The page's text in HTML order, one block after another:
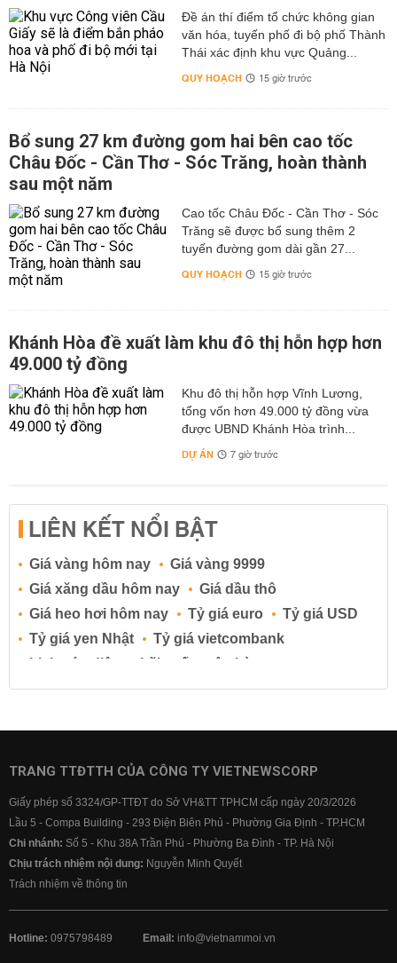
Đề án thí điểm tổ chức không gian
văn hóa, tuyến phố đi bộ phố Thành
Thái xác định khu vực Quảng...
QUY HOẠCH 15 giờ trước
Bổ sung 27 km đường gom hai bên cao tốc
Châu Đốc - Cần Thơ - Sóc Trăng, hoàn thành
sau một năm
Cao tốc Châu Đốc - Cần Thơ - Sóc
Trăng sẽ được bổ sung thêm 2
tuyến đường gom dài gần 27...
QUY HOẠCH 15 giờ trước
Khánh Hòa đề xuất làm khu đô thị hỗn hợp hơn
49.000 tỷ đồng
Khu đô thị hỗn hợp Vĩnh Lương,
tổng vốn hơn 49.000 tỷ đồng vừa
được UBND Khánh Hòa trình...
DỰ ÁN 7 giờ trước
LIÊN KẾT NỔI BẬT
Giá vàng hôm nay
Giá vàng 9999
Giá xăng dầu hôm nay
Giá dầu thô
Giá heo hơi hôm nay
Tỷ giá euro
Tỷ giá USD
Tỷ giá yen Nhật
Tỷ giá vietcombank
Lịch cúp điện
Lãi suất ngân hàng
Lãi suất tiết kiệm
Lãi suất tiền gửi
Lãi suất ngân hàng BIDV
Lãi suất ngân hàng Vietcombank
TRANG TTĐTTH CỦA CÔNG TY VIETNEWSCORP
Giấy phép số 3324/GP-TTĐT do Sở VH&TT TPHCM cấp ngày 20/3/2026
Lầu 5 - Compa Building - 293 Điện Biên Phủ - Phường Gia Định - TP.HCM
Chi nhánh: Số 5 - Khu 38A Trần Phú - Phường Ba Đình - TP. Hà Nội
Chịu trách nhiệm nội dung: Nguyễn Minh Quyết
Trách nhiệm về thông tin
Hotline: 0975798489 Email: info@vietnammoi.vn